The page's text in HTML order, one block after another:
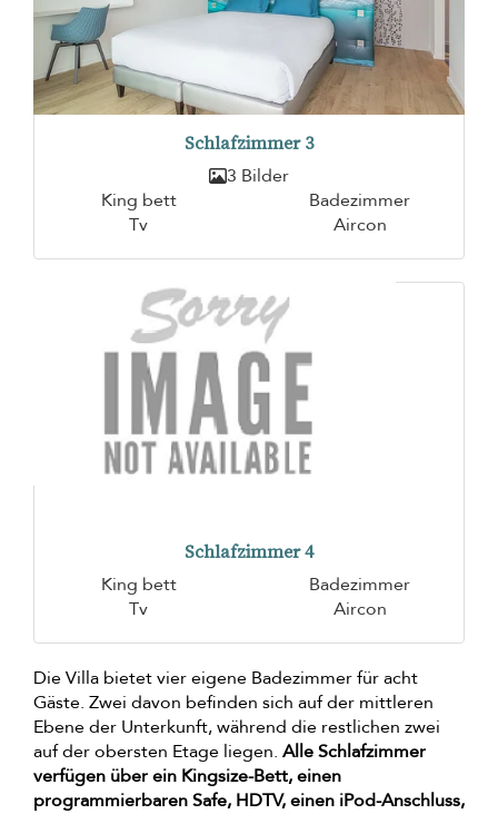
Schlafzimmer 3
3 Bilder
King bett
Badezimmer
Tv
Aircon
Schlafzimmer 4
King bett
Badezimmer
Tv
Aircon
Die Villa bietet vier eigene Badezimmer für acht
Gäste. Zwei davon befinden sich auf der mittleren
Ebene der Unterkunft, während die restlichen zwei
auf der obersten Etage liegen. Alle Schlafzimmer
verfügen über ein Kingsize-Bett, einen
programmierbaren Safe, HDTV, einen iPod-Anschluss,